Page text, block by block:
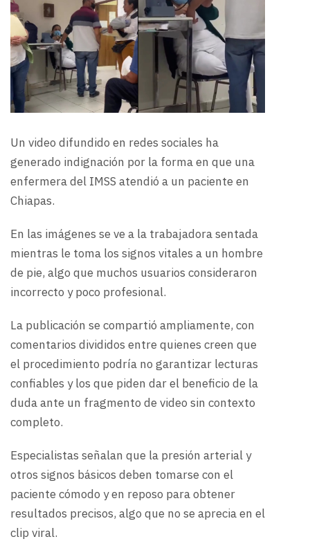
Un video difundido en redes sociales ha
generado indignación por la forma en que una
enfermera del IMSS atendió a un paciente en
Chiapas.
En las imágenes se ve a la trabajadora sentada
mientras le toma los signos vitales a un hombre
de pie, algo que muchos usuarios consideraron
incorrecto y poco profesional.
La publicación se compartió ampliamente, con
comentarios divididos entre quienes creen que
el procedimiento podría no garantizar lecturas
confiables y los que piden dar el beneficio de la
duda ante un fragmento de video sin contexto
completo.
Especialistas señalan que la presión arterial y
otros signos básicos deben tomarse con el
paciente cómodo y en reposo para obtener
resultados precisos, algo que no se aprecia en el
clip viral.